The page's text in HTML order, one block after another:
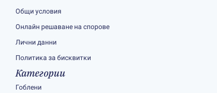
Общи условия
Онлайн решаване на спорове
Лични данни
Политика за бисквитки
Категории
Гоблени